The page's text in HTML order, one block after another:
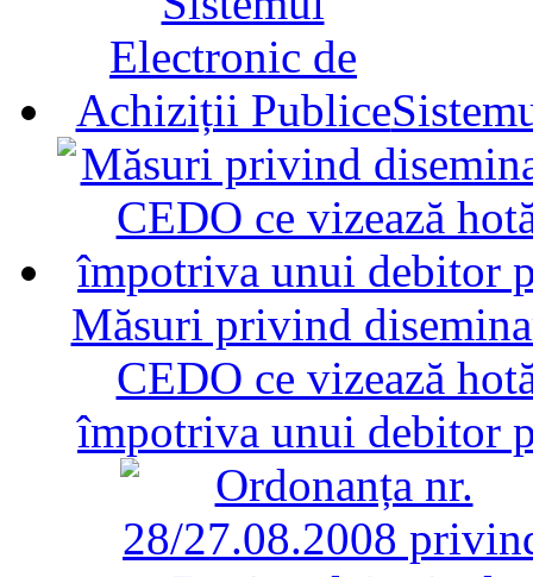
Măsuri privind
CEDO ce vizează
împotriva unui debitor